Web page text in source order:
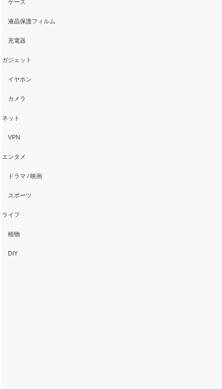
ケース
液晶保護フィルム
充電器
ガジェット
イヤホン
カメラ
ネット
VPN
エンタメ
ドラマ / 映画
スポーツ
ライフ
植物
DIY